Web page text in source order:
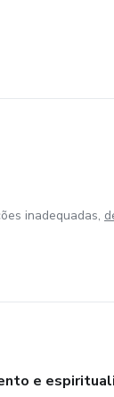
inadequadas,
e